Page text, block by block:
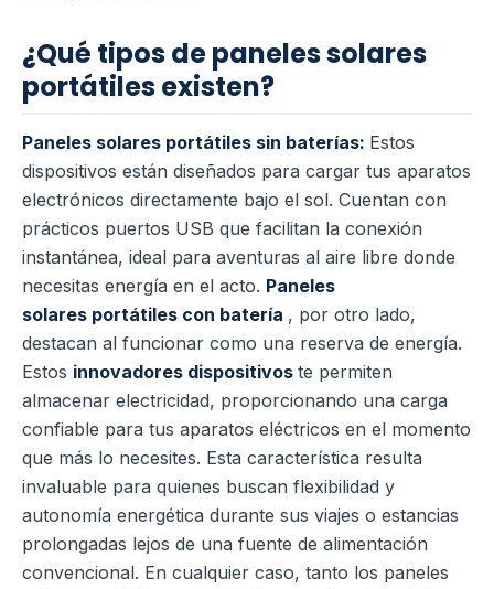
¿Qué tipos de paneles solares
portátiles existen?
Paneles solares portátiles sin baterías: Estos
dispositivos están diseñados para cargar tus aparatos
electrónicos directamente bajo el sol. Cuentan con
prácticos puertos USB que facilitan la conexión
instantánea, ideal para aventuras al aire libre donde
necesitas energía en el acto. Paneles
solares portátiles con batería , por otro lado,
destacan al funcionar como una reserva de energía.
Estos innovadores dispositivos te permiten
almacenar electricidad, proporcionando una carga
confiable para tus aparatos eléctricos en el momento
que más lo necesites. Esta característica resulta
invaluable para quienes buscan flexibilidad y
autonomía energética durante sus viajes o estancias
prolongadas lejos de una fuente de alimentación
convencional. En cualquier caso, tanto los paneles